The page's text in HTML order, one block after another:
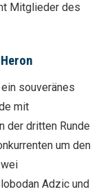
Mitglieder des
souveränes
mit
der dritten Runde
um den
Adzic und